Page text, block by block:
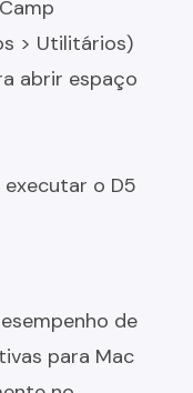
> Utilitários)
abrir espaço
o D5
de
para Mac